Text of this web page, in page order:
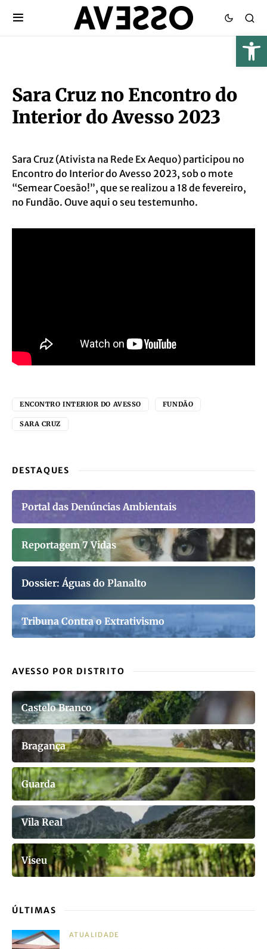
Sara Cruz no Encontro do
Interior do Avesso 2023
Sara Cruz (Ativista na Rede Ex Aequo) participou no
Encontro do Interior do Avesso 2023, sob o mote
“Semear Coesão!”, que se realizou a 18 de fevereiro,
no Fundão. Ouve aqui o seu testemunho.
ENCONTRO INTERIOR DO AVESSO FUNDÃO
SARA CRUZ
DESTAQUES
Portal das Denúncias Ambientais
Reportagem 7 Vidas
Dossier: Águas do Planalto
Tribuna Contra o Extrativismo
AVESSO POR DISTRITO
Castelo Branco
Bragança
Guarda
Vila Real
Viseu
ÚLTIMAS
ATUALIDADE